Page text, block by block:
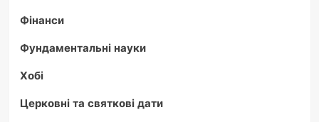
Фінанси
Фундаментальні науки
Хобі
Церковні та святкові дати